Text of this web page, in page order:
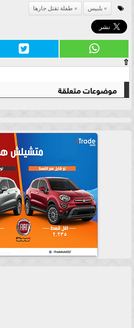
بلبيس طفلة تقتل جارها
⇧
موضوعات متعلقة